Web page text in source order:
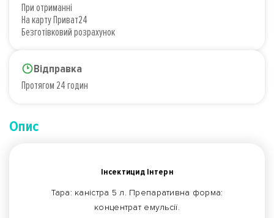
При отриманні
На карту Приват24
Безготівковий розрахунок
Відправка
Протягом 24 годин
Опис
Інсектицид Інтерн
Тара: каністра 5 л. Препаративна форма:
концентрат емульсії.